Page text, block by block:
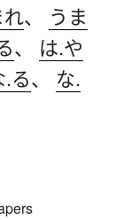
れ、 うま
、 は.や
.る、 な.